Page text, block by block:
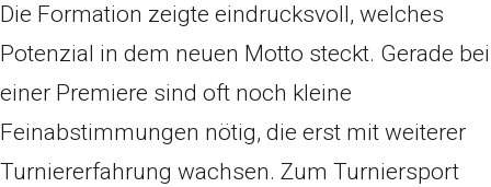
Die Formation zeigte eindrucksvoll, welches
Potenzial in dem neuen Motto steckt. Gerade bei
einer Premiere sind oft noch kleine
Feinabstimmungen nötig, die erst mit weiterer
Turniererfahrung wachsen. Zum Turniersport